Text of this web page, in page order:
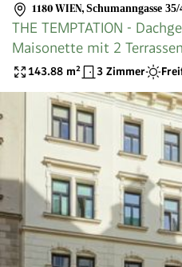
1180 WIEN, Schumanngasse 35/
THE TEMPTATION -
Maisonette mit 2
m² Freifläche, 3 Zimmer
143.88 m² 3 Zimmer